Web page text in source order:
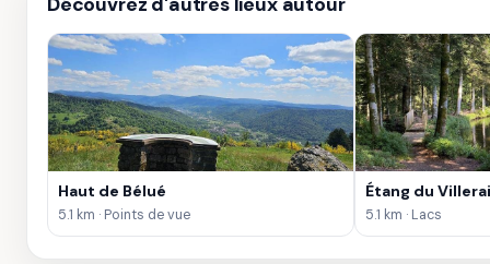
Haut de Bélué
5.1 km · Points de vue
Étang du
5.1 km · Lacs